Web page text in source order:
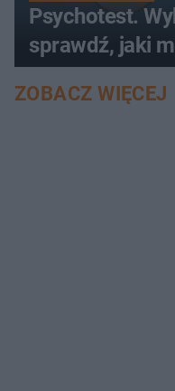
Psychotest.
sprawdź, jaki
ZOBACZ WIĘCEJ